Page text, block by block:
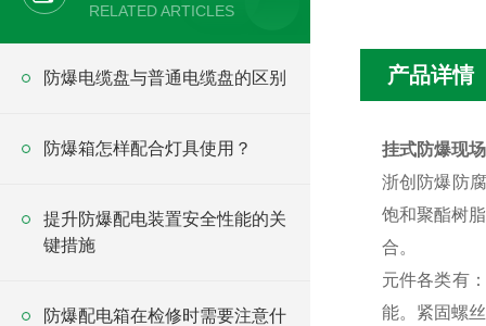
RELATED ARTICLES
防爆电缆盘与普通电缆盘的区别
防爆箱怎样配合灯具使用？
提升防爆配电装置安全性能的关
键措施
防爆配电箱在检修时需要注意什
产品详情
挂式防爆现
浙创 防爆防
饱和聚酯树
合。
元件各类有
能。紧固螺